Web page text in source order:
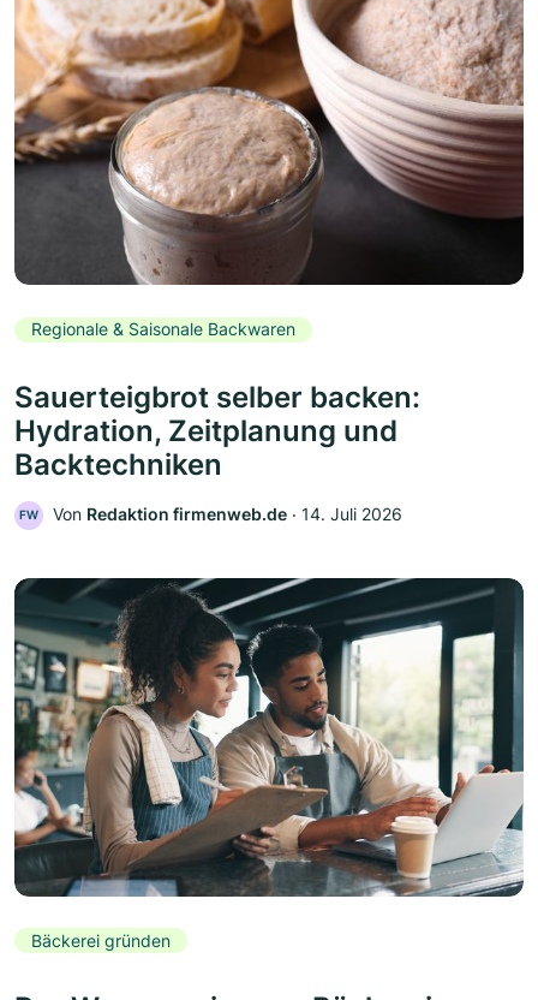
Regionale & Saisonale Backwaren
Sauerteigbrot selber backen:
Hydration, Zeitplanung und
Backtechniken
FW Von Redaktion firmenweb.de ‧ 14. Juli 2026
Bäckerei gründen